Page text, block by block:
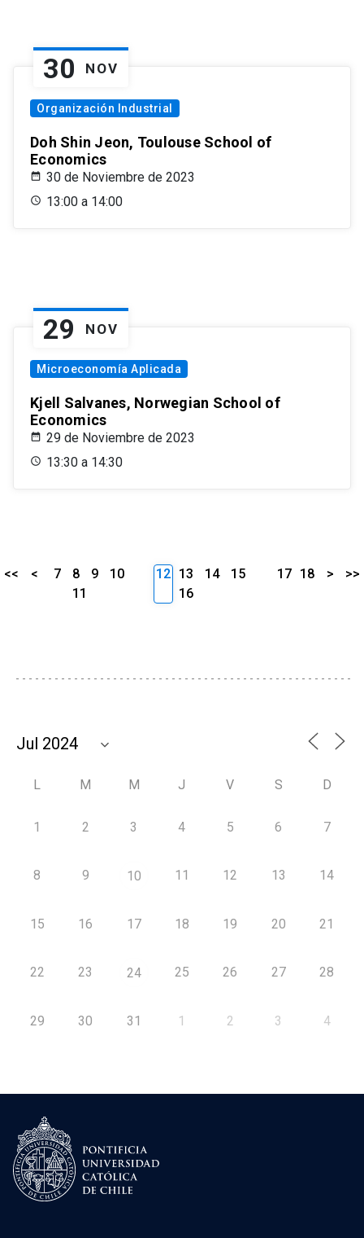
30 NOV
Organización Industrial
Doh Shin Jeon, Toulouse School of
Economics
30 de Noviembre de 2023
13:00 a 14:00
29 NOV
Microeconomía Aplicada
Kjell Salvanes, Norwegian School of
Economics
29 de Noviembre de 2023
13:30 a 14:30
<< < 7 8 9
10
11
12 13 14
15
16
17 18 > >>
L M M J V S D
1 2 3 4 5 6 7
8 9 10 11 12 13 14
15 16 17 18 19 20 21
22 23 24 25 26 27 28
29 30 31 1 2 3 4